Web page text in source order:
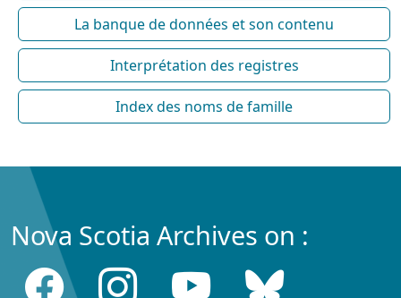
La banque de données et son contenu
Interprétation des registres
Index des noms de famille
Nova Scotia Archives on :